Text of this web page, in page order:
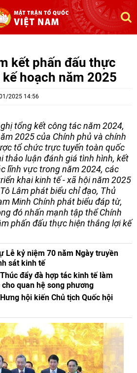
kết phấn đấu thực
hoạch năm 2025
2025 14:56
tổng kết công tác năm 2024,
2025 của Chính phủ và chính
tổ chức trực tuyến toàn quốc
thảo luận đánh giá tình hình, kết
lĩnh vực trong năm 2024, các
khai kinh tế - xã hội năm 2025
Lâm phát biểu chỉ đạo, Thủ
Minh Chính phát biểu đáp từ,
đó nhấn mạnh tập thể Chính
phấn đấu thực hiện thắng lợi kế
Lễ kỷ niệm 70 năm Ngày truyền
sát kinh tế
đẩy đà hợp tác kinh tế làm
quan hệ song phương
hội kiến Chủ tịch Quốc hội